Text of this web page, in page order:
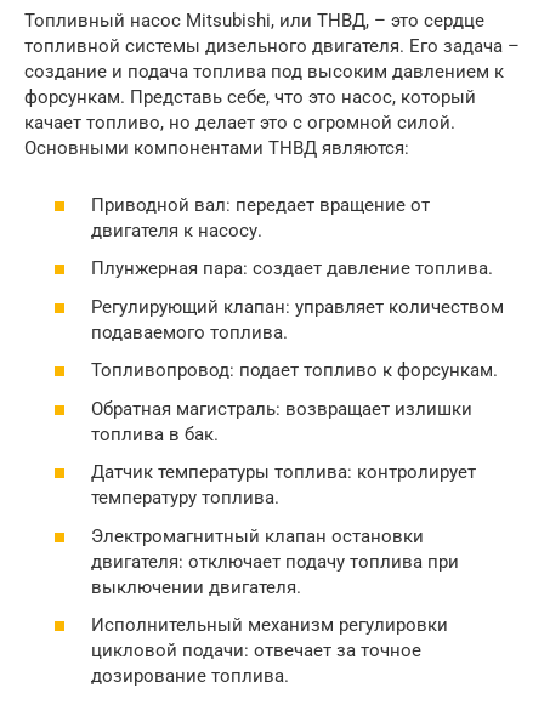
Топливный насос Mitsubishi, или ТНВД, – это сердце
топливной системы дизельного двигателя. Его задача –
создание и подача топлива под высоким давлением к
форсункам. Представь себе, что это насос, который
качает топливо, но делает это с огромной силой.
Основными компонентами ТНВД являются:
Приводной вал: передает вращение от
двигателя к насосу.
Плунжерная пара: создает давление топлива.
Регулирующий клапан: управляет количеством
подаваемого топлива.
Топливопровод: подает топливо к форсункам.
Обратная магистраль: возвращает излишки
топлива в бак.
Датчик температуры топлива: контролирует
температуру топлива.
Электромагнитный клапан остановки
двигателя: отключает подачу топлива при
выключении двигателя.
Исполнительный механизм регулировки
цикловой подачи: отвечает за точное
дозирование топлива.